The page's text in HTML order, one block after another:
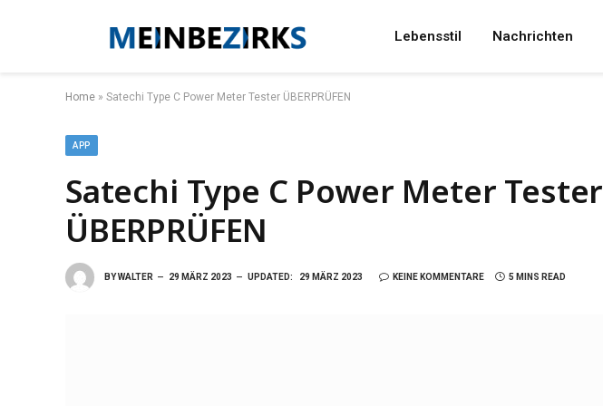
Lebensstil Nachrichten
Home » Satechi Type C Power Meter Tester ÜBERPRÜFEN
APP
Satechi Type C Power Meter Tester
ÜBERPRÜFEN
BYWALTER 29 MÄRZ 2023 UPDATED: 29 MÄRZ 2023 KEINE KOMMENTARE 5 MINS READ